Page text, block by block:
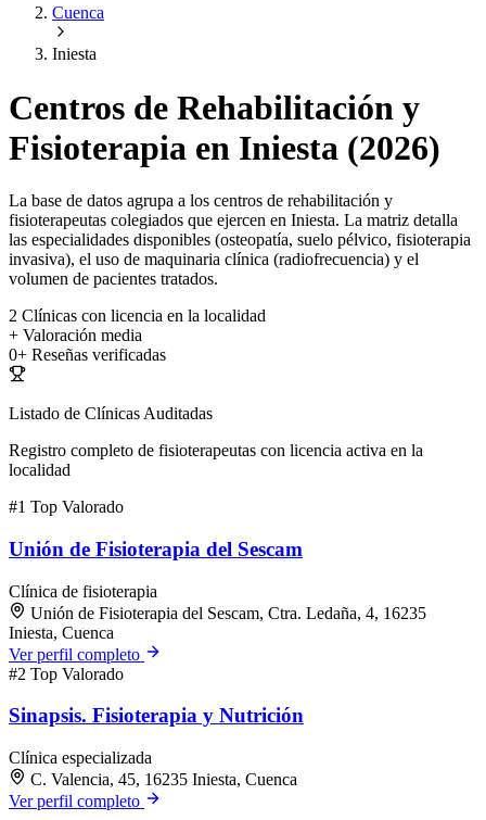
Cuenca
Iniesta
Centros de Rehabilitación y
Fisioterapia en Iniesta (2026)
La base de datos agrupa a los centros de rehabilitación y
fisioterapeutas colegiados que ejercen en Iniesta. La matriz detalla
las especialidades disponibles (osteopatía, suelo pélvico, fisioterapia
invasiva), el uso de maquinaria clínica (radiofrecuencia) y el
volumen de pacientes tratados.
2 Clínicas con licencia en la localidad
+ Valoración media
0+ Reseñas verificadas
Listado de Clínicas Auditadas
Registro completo de fisioterapeutas con licencia activa en la
localidad
#1 Top Valorado
Unión de Fisioterapia del Sescam
Clínica de fisioterapia
Unión de Fisioterapia del Sescam, Ctra. Ledaña, 4, 16235
Iniesta, Cuenca
Ver perfil completo
#2 Top Valorado
Sinapsis. Fisioterapia y Nutrición
Clínica especializada
C. Valencia, 45, 16235 Iniesta, Cuenca
Ver perfil completo